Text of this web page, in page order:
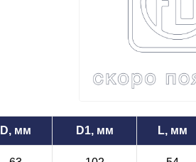
D, мм D1, мм L, мм